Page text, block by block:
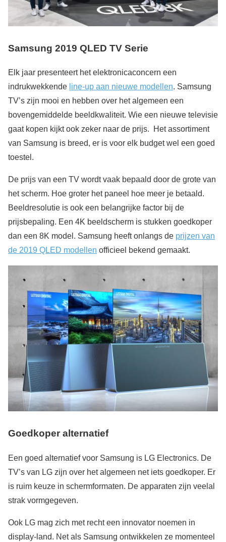
Samsung 2019 QLED TV Serie
Elk jaar presenteert het elektronicaconcern een
indrukwekkende line-up aan nieuwe modellen. Samsung
TV’s zijn mooi en hebben over het algemeen een
bovengemiddelde beeldkwaliteit. Wie een nieuwe televisie
gaat kopen kijkt ook zeker naar de prijs. Het assortiment
van Samsung is breed, er is voor elk budget wel een goed
toestel.
De prijs van een TV wordt vaak bepaald door de grote van
het scherm. Hoe groter het paneel hoe meer je betaald.
Beeldresolutie is ook een belangrijke factor bij de
prijsbepaling. Een 4K beeldscherm is stukken goedkoper
dan een 8K model. Samsung heeft onlangs de prijzen van
de 2019 QLED modellen officieel bekend gemaakt.
Goedkoper alternatief
Een goed alternatief voor Samsung is LG Electronics. De
TV’s van LG zijn over het algemeen net iets goedkoper. Er
is ruim keuze in schermformaten. De apparaten zijn veelal
strak vormgegeven.
Ook LG mag zich met recht een innovator noemen in
display-land. Net als Samsung ontwikkelen ze momenteel